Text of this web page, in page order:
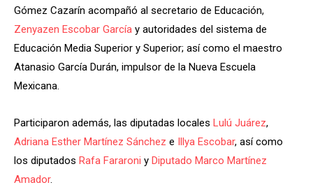
Gómez Cazarín acompañó al secretario de Educación,
Zenyazen Escobar García y autoridades del sistema de
Educación Media Superior y Superior; así como el maestro
Atanasio García Durán, impulsor de la Nueva Escuela
Mexicana.
Participaron además, las diputadas locales Lulú Juárez,
Adriana Esther Martínez Sánchez e Illya Escobar, así como
los diputados Rafa Fararoni y Diputado Marco Martínez
Amador.